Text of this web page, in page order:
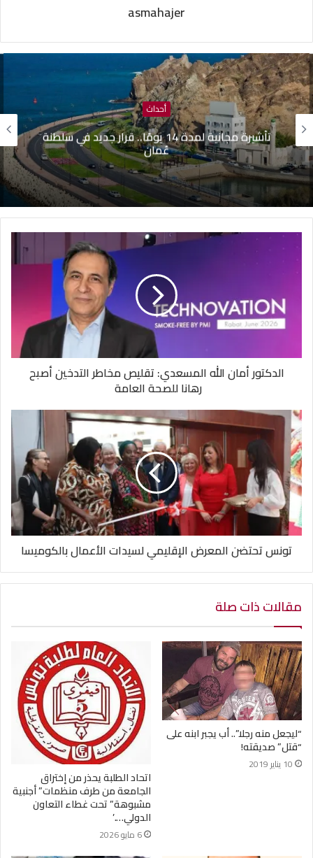
asmahajer
وطنية
ظافر الصغيري: “هناك أزمة تواصل بين البرلمان
والحكومة
الدكتور أمان الله المسعدي: تقليص مخاطر التدخين أصبح
رهانا للصحة العامة
تونس تحتضن المعرض الإقليمي لسيدات الأعمال بالكوميسا
مقالات ذات صلة
“ليجعل منه رجلا”.. أب يجبر ابنه على
“قتل” صديقته!
10 يناير 2019
اتحاد الطلبة يحذر من إختراق
الجامعة من طرف منظمات” أجنبية
مشبوهة” تحت غطاء التعاون
الدولي….’
6 مايو 2026